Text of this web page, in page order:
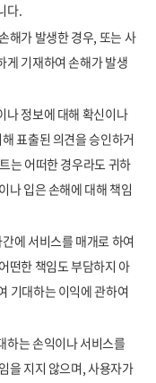
다.
해가 발생한 경우, 또는 사
게 기재하여 손해가 발생
나 정보에 대해 확신이나
표출된 의견을 승인하거
는 어떠한 경우라도 귀하
나 입은 손해에 대해 책임
에 서비스를 매개로 하여
떤한 책임도 부담하지 아
기대하는 이익에 관하여
하는 손익이나 서비스를
을 지지 않으며, 사용자가